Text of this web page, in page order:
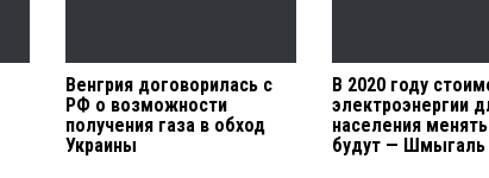
Венгрия договорилась с
РФ о возможности
получения газа в обход
Украины
В 2020 году
электроэнергии
населения
будут — Шмыгаль